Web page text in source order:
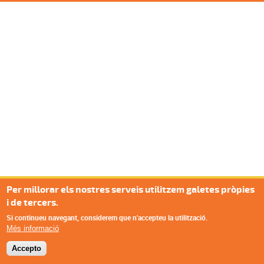
Per millorar els nostres serveis utilitzem galetes pròpies
i de tercers.
Si continueu navegant, considerem que n'accepteu la utilització.
Més informació
Accepto